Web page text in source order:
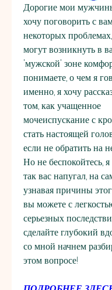
Дорогие мои
хочу поговорить с
некоторых
могут возникнуть в
'мужской' зоне
понимаете, о чем я
именно, я хочу
том, как учащенное
мочеиспускание с
стать настоящей
если не обратить на
Но не беспокойтесь,
так вас напугал, на
узнавая причины
вы можете с
серьезных
сделайте глубокий
со мной начнем
этом вопросе!